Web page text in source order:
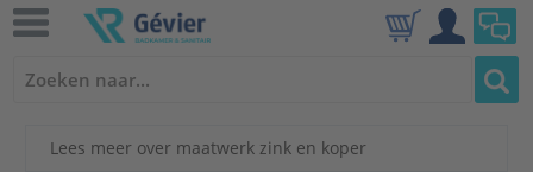
Lees meer over maatwerk zink en koper